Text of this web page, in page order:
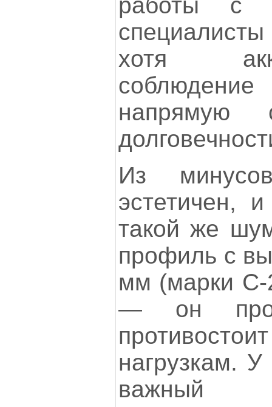
хотя
напрямую
Из
эстетичен,
такой же
профиль с
мм (марки
— он
нагрузкам.
важный